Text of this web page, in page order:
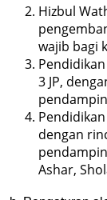
Hizbul
wajib bagi
3 JP,
dengan
Ashar,